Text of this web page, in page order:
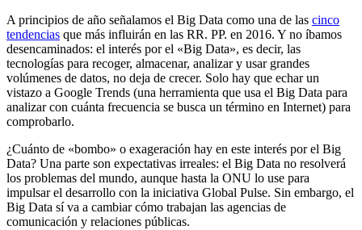
A principios de año señalamos el Big Data como una de las cinco
tendencias que más influirán en las RR. PP. en 2016. Y no íbamos
desencaminados: el interés por el «Big Data», es decir, las
tecnologías para recoger, almacenar, analizar y usar grandes
volúmenes de datos, no deja de crecer. Solo hay que echar un
vistazo a Google Trends (una herramienta que usa el Big Data para
analizar con cuánta frecuencia se busca un término en Internet) para
comprobarlo.
¿Cuánto de «bombo» o exageración hay en este interés por el Big
Data? Una parte son expectativas irreales: el Big Data no resolverá
los problemas del mundo, aunque hasta la ONU lo use para
impulsar el desarrollo con la iniciativa Global Pulse. Sin embargo, el
Big Data sí va a cambiar cómo trabajan las agencias de
comunicación y relaciones públicas.